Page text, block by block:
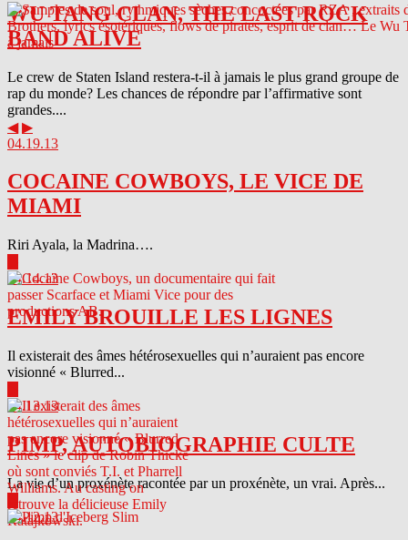
WU TANG CLAN, THE LAST ROCK
BAND ALIVE
Le crew de Staten Island restera-t-il à jamais le plus grand groupe de
rap du monde? Les chances de répondre par l’affirmative sont
grandes....
◀ ▶
04.19.13
COCAINE COWBOYS, LE VICE DE
MIAMI
Riri Ayala, la Madrina….
04.14.13
EMILY BROUILLE LES LIGNES
Il existerait des âmes hétérosexuelles qui n’auraient pas encore
visionné « Blurred...
04.13.13
PIMP, AUTOBIOGRAPHIE CULTE
La vie d’un proxénète racontée par un proxénète, un vrai. Après...
04.12.13